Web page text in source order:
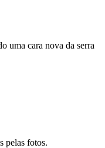
uma cara nova da serra
pelas fotos.